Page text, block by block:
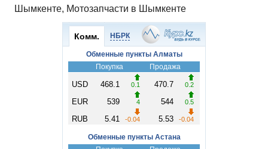
Шымкенте, Мотозапчасти в Шымкенте